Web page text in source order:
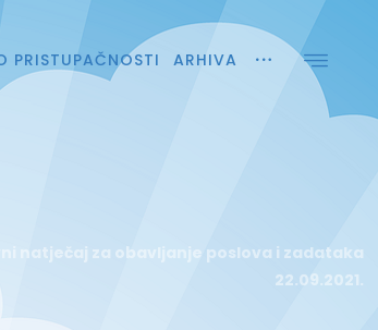
PRISTUPAČNOSTI ARHIVA
natječaj za obavljanje poslova i zadataka
22.09.2021.